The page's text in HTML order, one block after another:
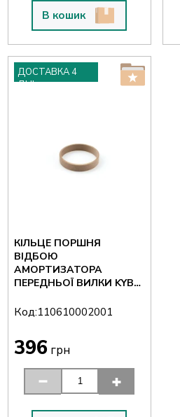
В кошик
ДОСТАВКА 4
ДНІ
КІЛЬЦЕ ПОРШНЯ
ВІДБОЮ
АМОРТИЗАТОРА
ПЕРЕДНЬОЇ ВИЛКИ KYB
Код:110610002001
396 грн